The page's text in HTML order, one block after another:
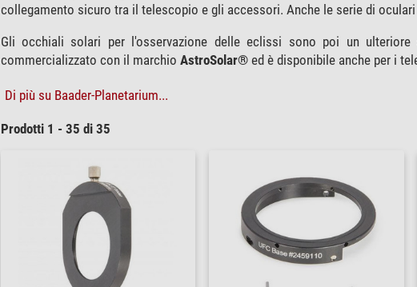
collegamento sicuro tra il telescopio e gli accessori. Anche le serie di oculari
Gli occhiali solari per l'osservazione delle eclissi sono poi un ulteriore
commercializzato con il marchio AstroSolar®ed è disponibile anche per i
Di più su Baader-Planetarium...
Prodotti 1 - 35 di 35